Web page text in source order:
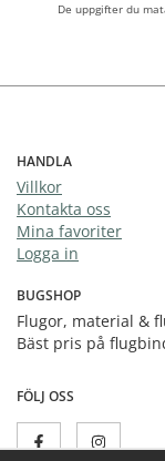
De uppgifter du
HANDLA
Villkor
Kontakta oss
Mina favoriter
Logga in
BUGSHOP
Flugor, material &
Bäst pris på
FÖLJ OSS